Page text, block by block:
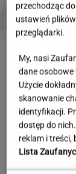
PROBLEMY
przechodząc
ustawień
przeglądarki.
My, nasi
dane
Użycie
skanowanie
identyfikacji.
dostęp do
reklam i treści,
Lista